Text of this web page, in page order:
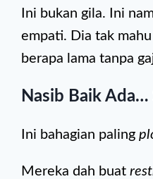
Ini bukan gila. Ini
empati. Dia tak
berapa lama tanpa
Nasib Baik
Ini bahagian paling
Mereka dah buat